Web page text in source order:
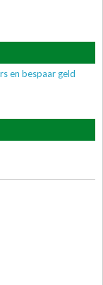
en bespaar geld